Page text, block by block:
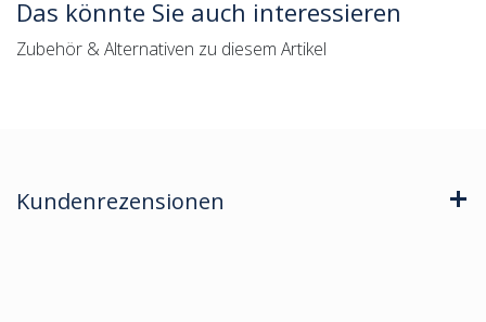
Das könnte Sie auch interessieren
Zubehör & Alternativen zu diesem Artikel
Kundenrezensionen